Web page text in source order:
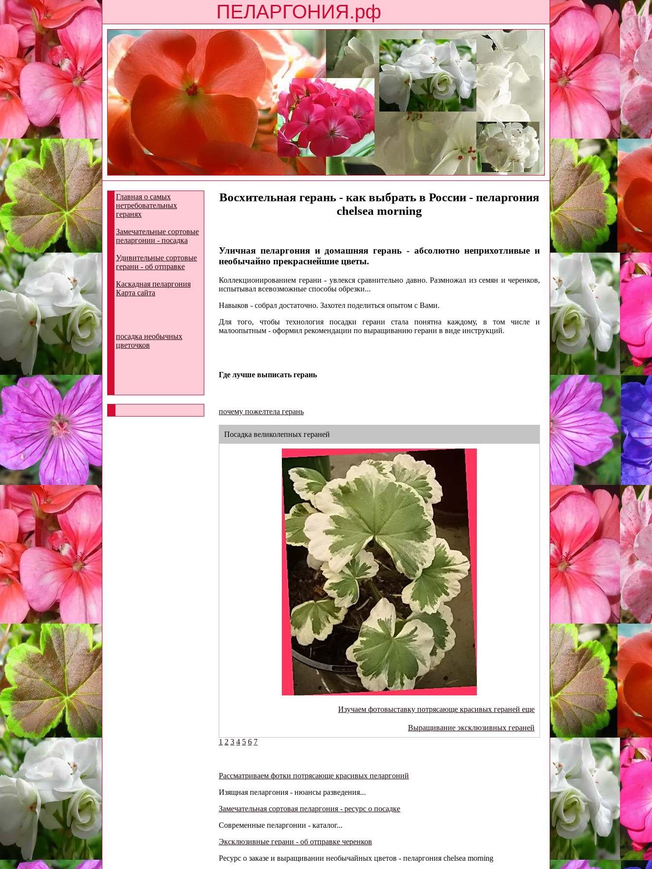
ПЕЛАРГОНИЯ.рф
Главная о самых
нетребовательных
геранях
Замечательные сортовые
пеларгонии - посадка
Удивительные сортовые
герани - об отправке
Каскадная пеларгония
Карта сайта
посадка необычных
цветочков
Восхительная герань - как выбрать в России - пеларгония
chelsea morning
Уличная пеларгония и домашняя герань - абсолютно неприхотливые и
необычайно прекраснейшие цветы.
Коллекционированием герани - увлекся сравнительно давно. Размножал из семян и черенков,
испытывал всевозможные способы обрезки...
Навыков - собрал достаточно. Захотел поделиться опытом с Вами.
Для того, чтобы технология посадки герани стала понятна каждому, в том числе и
малоопытным - оформил рекомендации по выращиванию герани в виде инструкций.
Где лучше выписать герань
почему пожелтела герань
Посадка великолепных гераней
Изучаем фотовыставку потрясающе красивых гераней еще
Выращивание эксклюзивных гераней
1 2 3 4 5 6 7
Рассматриваем фотки потрясающе красивых пеларгоний
Изящная пеларгония - нюансы разведения...
Замечательная сортовая пеларгония - ресурс о посадке
Современные пеларгонии - каталог...
Эксклюзивные герани - об отправке черенков
Ресурс о заказе и выращивании необычайных цветов - пеларгония chelsea morning